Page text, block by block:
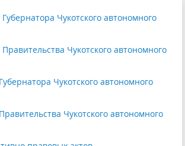
Чукотского автономного
Чукотского автономного
Чукотского автономного
Чукотского автономного